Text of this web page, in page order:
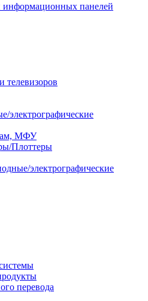
информационных панелей
телевизоров
электрографические
МФУ
Плоттеры
электрографические
перевода